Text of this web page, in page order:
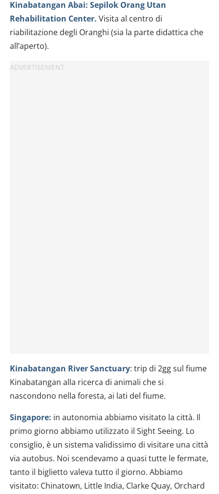
Kinabatangan Abai: Sepilok Orang Utan
Rehabilitation Center. Visita al centro di
riabilitazione degli Oranghi (sia la parte didattica che
all’aperto).
Kinabatangan River Sanctuary: trip di 2gg sul fiume
Kinabatangan alla ricerca di animali che si
nascondono nella foresta, ai lati del fiume.
Singapore: in autonomia abbiamo visitato la città. Il
primo giorno abbiamo utilizzato il Sight Seeing. Lo
consiglio, è un sistema validissimo di visitare una città
via autobus. Noi scendevamo a quasi tutte le fermate,
tanto il biglietto valeva tutto il giorno. Abbiamo
visitato: Chinatown, Little India, Clarke Quay, Orchard